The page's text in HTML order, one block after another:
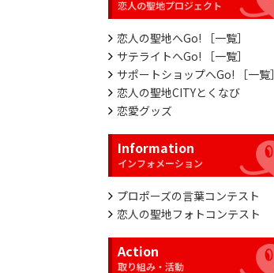
恋人の聖地へGo! ［一覧］
サテライトへGo! ［一覧］
サポートショップへGo! ［一覧］
恋人の聖地CITYとくなび
恋愛グッズ
Information
プロポーズの言葉コンテスト
恋人の聖地フォトコンテスト
Action